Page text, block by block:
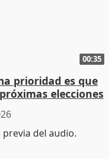
00:35
prioridad es que
elecciones